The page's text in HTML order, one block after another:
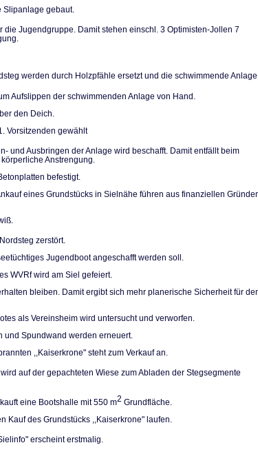
Slip­anlage gebaut.
die Jugendgruppe. Damit stehen einschl. 3 Optimi­sten-Jollen 7
werden durch Holzpfähle ersetzt und die schwimmende Anlage
Aufslippen der schwimmenden Anlage von Hand.
den Deich.
Vorsitzenden gewählt
und Ausbringen der Anlage wird beschafft. Damit entfällt beim
Anstrengung.
befestigt.
eines Grundstücks in Sielnähe führen aus finanziellen
zerstört.
Jugendboot ange­schafft werden soll.
WVRf wird am Siel gefeiert.
bleiben. Damit ergibt sich mehr planerische Sicherheit für
als Vereinsheim wird unter­sucht und verworfen.
und Spundwand werden erneuert.
,,Kaiserkrone" steht zum Verkauf an.
auf der gepachteten Wiese zum Abladen der Stegsegmente
eine Bootshalle mit 550 m2 Grundfläche.
Kauf des Grundstücks ,,Kaiser­krone" laufen.
erscheint erstmalig.